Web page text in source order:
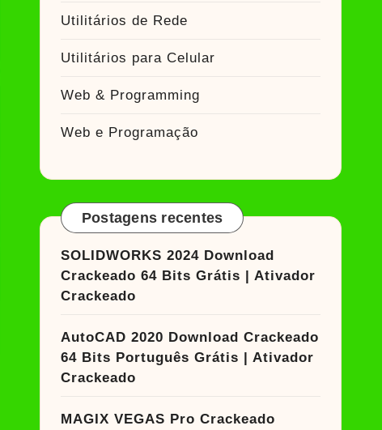
Utilitários de Rede
Utilitários para Celular
Web & Programming
Web e Programação
Postagens recentes
SOLIDWORKS 2024 Download
Crackeado 64 Bits Grátis | Ativador
Crackeado
AutoCAD 2020 Download Crackeado
64 Bits Português Grátis | Ativador
Crackeado
MAGIX VEGAS Pro Crackeado